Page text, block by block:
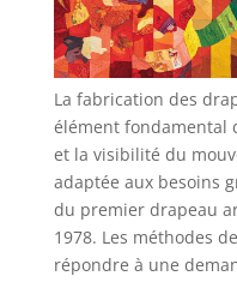
La fabrication des
élément fondamental
et la visibilité du
adaptée aux besoins
du premier drapeau
1978. Les méthodes
répondre à une